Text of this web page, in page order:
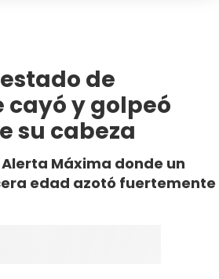
de
cayó y golpeó
su cabeza
Máxima donde un
edad azotó fuertemente